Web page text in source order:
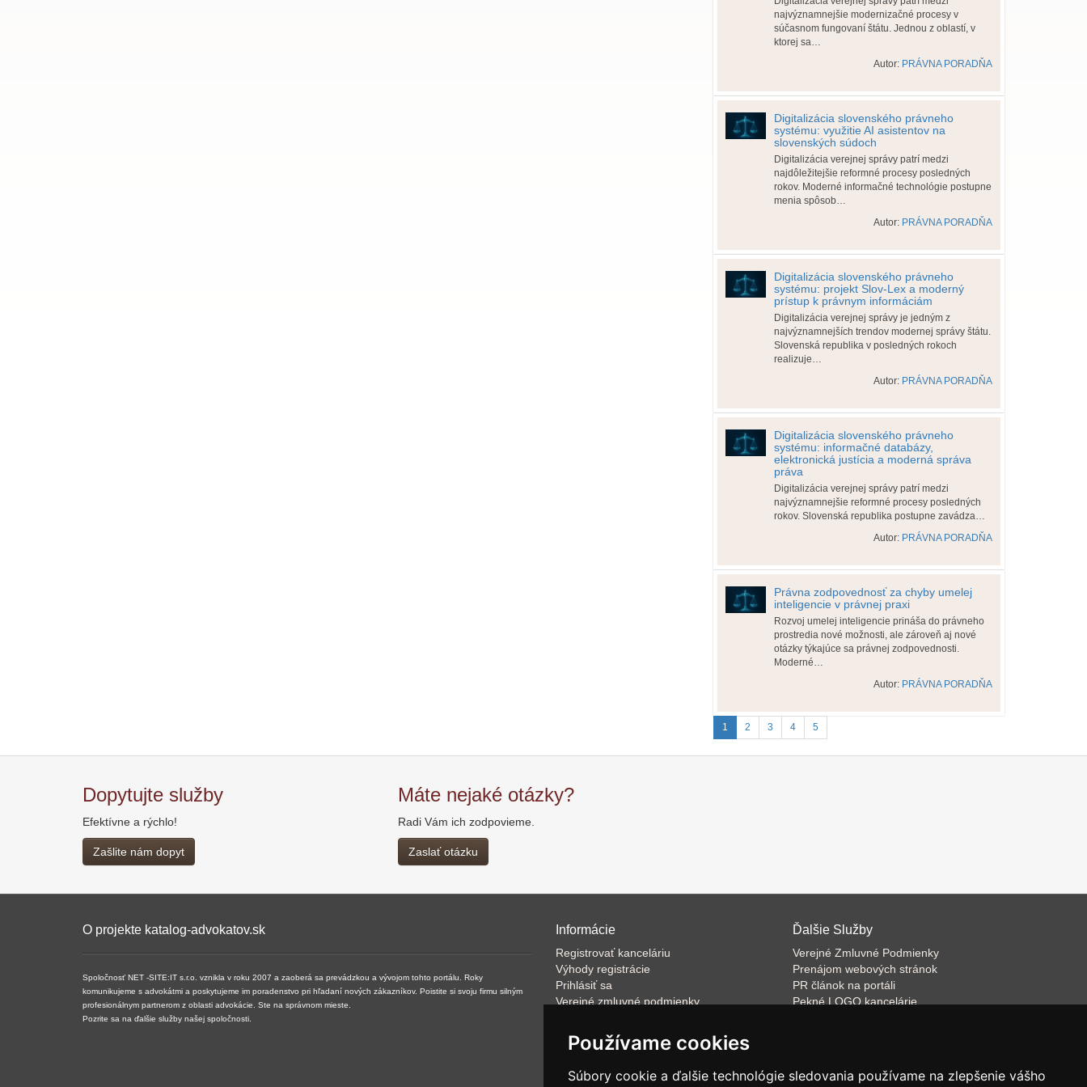
Používame cookies
Súbory cookie a ďalšie technológie sledovania používame na zlepšenie vášho
najvýznamnejšie modernizačné procesy v
súčasnom fungovaní štátu. Jednou z oblastí, v
ktorej sa…
Autor: PRÁVNA PORADŇA
Digitalizácia slovenského právneho
systému: využitie AI asistentov na
slovenských súdoch
Digitalizácia verejnej správy patrí medzi
najdôležitejšie reformné procesy posledných
rokov. Moderné informačné technológie postupne
menia spôsob…
Autor: PRÁVNA PORADŇA
Digitalizácia slovenského právneho
systému: projekt Slov-Lex a moderný
prístup k právnym informáciám
Digitalizácia verejnej správy je jedným z
najvýznamnejších trendov modernej správy štátu.
Slovenská republika v posledných rokoch
realizuje…
Autor: PRÁVNA PORADŇA
Digitalizácia slovenského právneho
systému: informačné databázy,
elektronická justícia a moderná správa
práva
Digitalizácia verejnej správy patrí medzi
najvýznamnejšie reformné procesy posledných
rokov. Slovenská republika postupne zavádza…
Autor: PRÁVNA PORADŇA
Právna zodpovednosť za chyby umelej
inteligencie v právnej praxi
Rozvoj umelej inteligencie prináša do právneho
prostredia nové možnosti, ale zároveň aj nové
otázky týkajúce sa právnej zodpovednosti.
Moderné…
Autor: PRÁVNA PORADŇA
1 2 3 4 5
Dopytujte služby
Efektívne a rýchlo!
Zašlite nám dopyt
Máte nejaké otázky?
Radi Vám ich zodpovieme.
Zaslať otázku
O projekte katalog-advokatov.sk
Spoločnosť NET -SITE:IT s.r.o. vznikla v roku 2007 a ​​zaoberá sa prevádzkou a vývojom tohto portálu. Roky
komunikujeme s advokátmi a poskytujeme im poradenstvo pri hľadaní nových zákazníkov. Poistite si svoju firmu silným
profesionálnym partnerom z oblasti advokácie. Ste na správnom mieste.
Pozrite sa na ďalšie služby našej spoločnosti.
Informácie
Registrovať kanceláriu
Výhody registrácie
Prihlásiť sa
Verejné zmluvné podmienky
VOP
FAQ
Rýchle vyhľadávanie
Ďalšie Služby
Verejné Zmluvné Podmienky
Prenájom webových stránok
PR článok na portáli
Pekné LOGO kancelárie